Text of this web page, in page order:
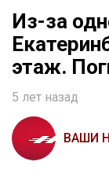
Из-за
этаж.
5 лет назад
ВАШИ